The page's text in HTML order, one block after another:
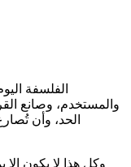
الفلسفة
والمستخدم، وصانع
الحد، وأن
وكل هذا لا يكون